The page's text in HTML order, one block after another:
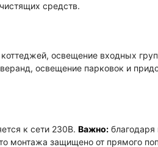
средств.
освещение входных
освещение парковок и
к сети 230В. Важно: благодаря
монтажа защищено от прямого